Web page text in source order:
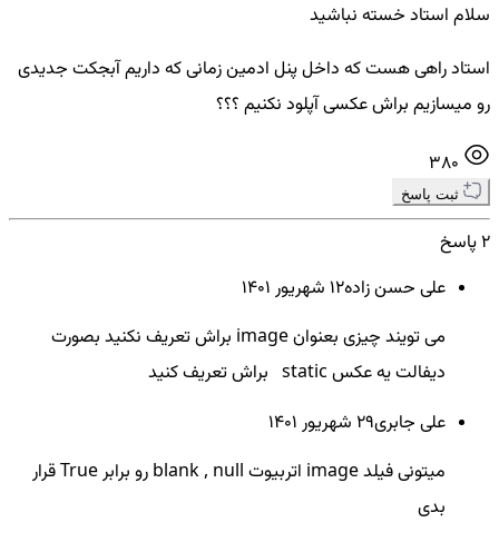
سلام استاد خسته نباشید
استاد راهی هست که داخل پنل ادمین زمانی که داریم آبجکت جدیدی
رو میسازیم براش عکسی آپلود نکنیم ؟؟؟
ثبت پاسخ
2 پاسخ
علی حسن زاده12 شهريور ۱۴۰۱
می تویند چیزی بعنوان image براش تعریف نکنید بصورت
دیفالت یه عکس static براش تعریف کنید
علی جابری29 شهريور ۱۴۰۱
میتونی فیلد image اتربیوت blank , null رو برابر True قرار
بدی